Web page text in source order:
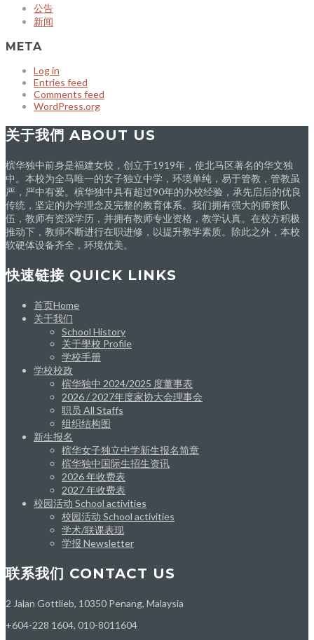
公告
新闻
META
Log in
Entries feed
Comments feed
WordPress.org
关于我們 ABOUT US
槟华独中前身是福建女校，创立于1919年，使北马区著名的华文独
中。本校为全马唯一的女子独立中学，环境单纯，易于管教，管教虽
严，严中有爱。槟华独中具有超过90年的办校经验，承先启后的优良
传统，坚定的办学理念及完整的教育体系。我们拥有强大的师资队
伍，教师有资深学历，并拥有教师专业资格，教学认真。在校方积极
推动下，教师不断进行在职进修，以提升教学素质。除此之外，本校
软硬体设备齐全，环境优美。
快速链接 QUICK LINKS
首页Home
关于我们
School History
关于學校 Profile
学校手册
学校校政
槟华独中 2024/2025 度董事表
2026 / 2027年度家协大会理事会
职员 All Staffs
组织结构图
新生报名
槟华女子独立中学新生报名简章
槟华独中国际生招生资讯
2026 年收费表
2027 年收费表
校园活动 School activities
校园活动 School activities
学术/联课表现
学报 Newsletter
联系我们 CONTACT US
2 Jalan Gottlieb, 10350 Penang, Malaysia
+604-228 1604, 010-8011604